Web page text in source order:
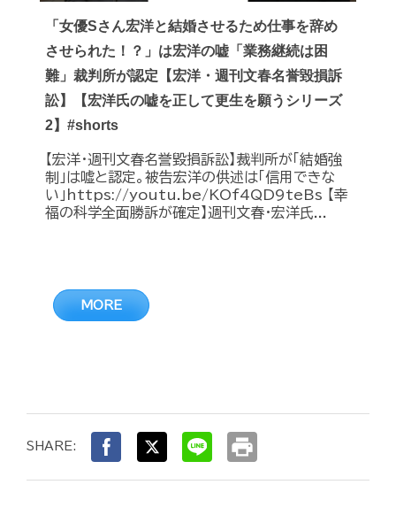
「女優Sさん宏洋と結婚させるため仕事を辞め
させられた！？」は宏洋の嘘「業務継続は困
難」裁判所が認定【宏洋・週刊文春名誉毀損訴
訟】【宏洋氏の嘘を正して更生を願うシリーズ
2】#shorts
【宏洋・週刊文春名誉毀損訴訟】裁判所が「結婚強
制」は嘘と認定。被告宏洋の供述は「信用できな
い」https://youtu.be/KOf4QD9teBs 【幸
福の科学全面勝訴が確定】週刊文春・宏洋氏...
MORE
SHARE: print